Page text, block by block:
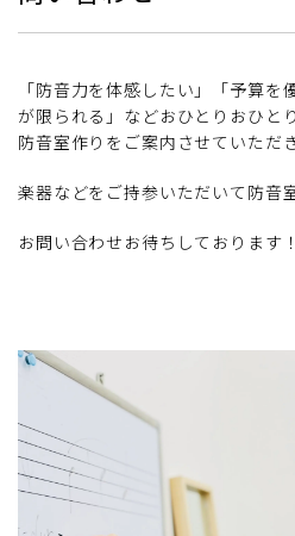
「防音力を体感したい」「予算を
が限られる」などおひとりおひと
防音室作りをご案内させていただ
楽器などをご持参いただいて防音
お問い合わせお待ちしております！